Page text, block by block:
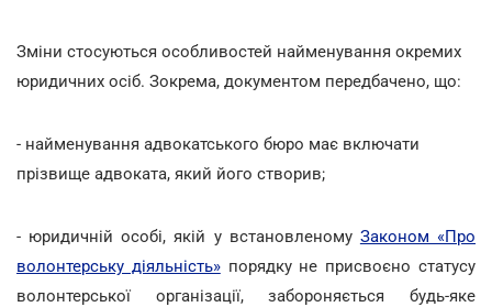
Зміни стосуються особливостей найменування окремих
юридичних осіб. Зокрема, документом передбачено, що:
- найменування адвокатського бюро має включати
прізвище адвоката, який його створив;
- юридичній особі, якій у встановленому Законом «Про
волонтерську діяльність»порядку не присвоєно статусу
волонтерської організації, забороняється будь-яке